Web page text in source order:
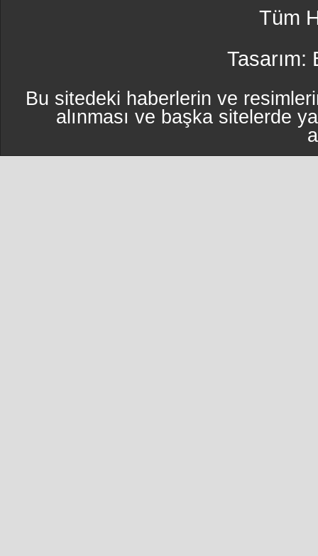
Tüm
Tasarım:
Bu sitedeki haberlerin ve
alınması ve başka sitelerde